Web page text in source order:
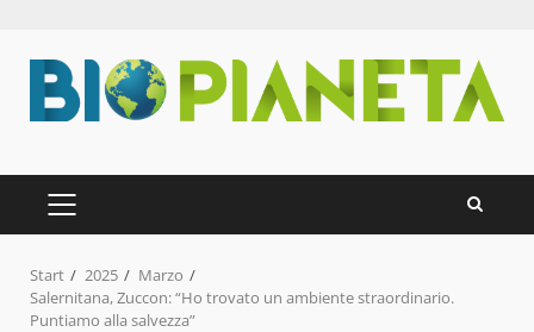
Inhalt
springen
PRIMÄRES
MENÜ
Start 2025
Marzo
Salernitana, Zuccon: “Ho trovato un ambiente straordinario.
Puntiamo alla salvezza”